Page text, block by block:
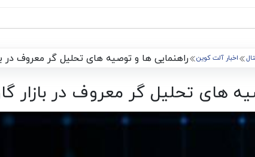
اخبار آلت کوین راهنمایی ها و توصیه های تحلیل گر معروف در
های تحلیل گر معروف در بازار